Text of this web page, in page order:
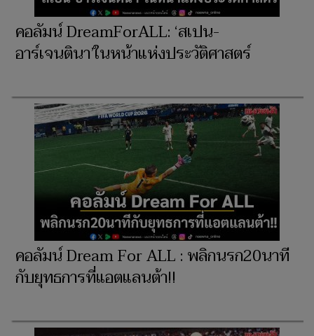
คอลัมน์ DreamForALL: ‘สเปน-
อาร์เจนตินา’ในหน้าแห่งประวัติศาสตร์
คอลัมน์ Dream For ALL : พลิกนรก20นาที
กับยุทธการที่แอตแลนต้า!!